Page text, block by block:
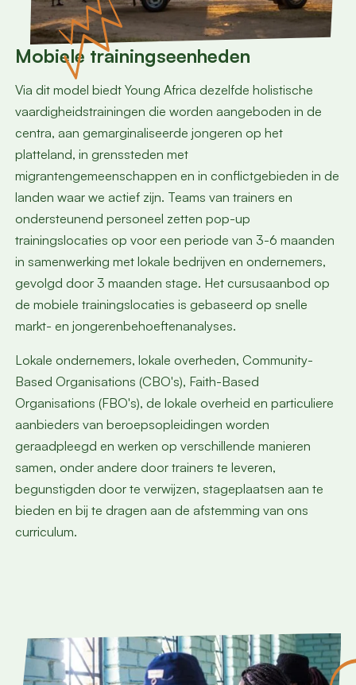
Mobiele trainingseenheden
Via dit model biedt Young Africa dezelfde holistische
vaardigheidstrainingen die worden aangeboden in de
centra, aan gemarginaliseerde jongeren op het
platteland, in grenssteden met
migrantengemeenschappen en in conflictgebieden in de
landen waar we actief zijn. Teams van trainers en
ondersteunend personeel zetten pop-up
trainingslocaties op voor een periode van 3-6 maanden
in samenwerking met lokale bedrijven en ondernemers,
gevolgd door 3 maanden stage. Het cursusaanbod op
de mobiele trainingslocaties is gebaseerd op snelle
markt- en jongerenbehoeftenanalyses.
Lokale ondernemers, lokale overheden, Community-
Based Organisations (CBO's), Faith-Based
Organisations (FBO's), de lokale overheid en particuliere
aanbieders van beroepsopleidingen worden
geraadpleegd en werken op verschillende manieren
samen, onder andere door trainers te leveren,
begunstigden door te verwijzen, stageplaatsen aan te
bieden en bij te dragen aan de afstemming van ons
curriculum.